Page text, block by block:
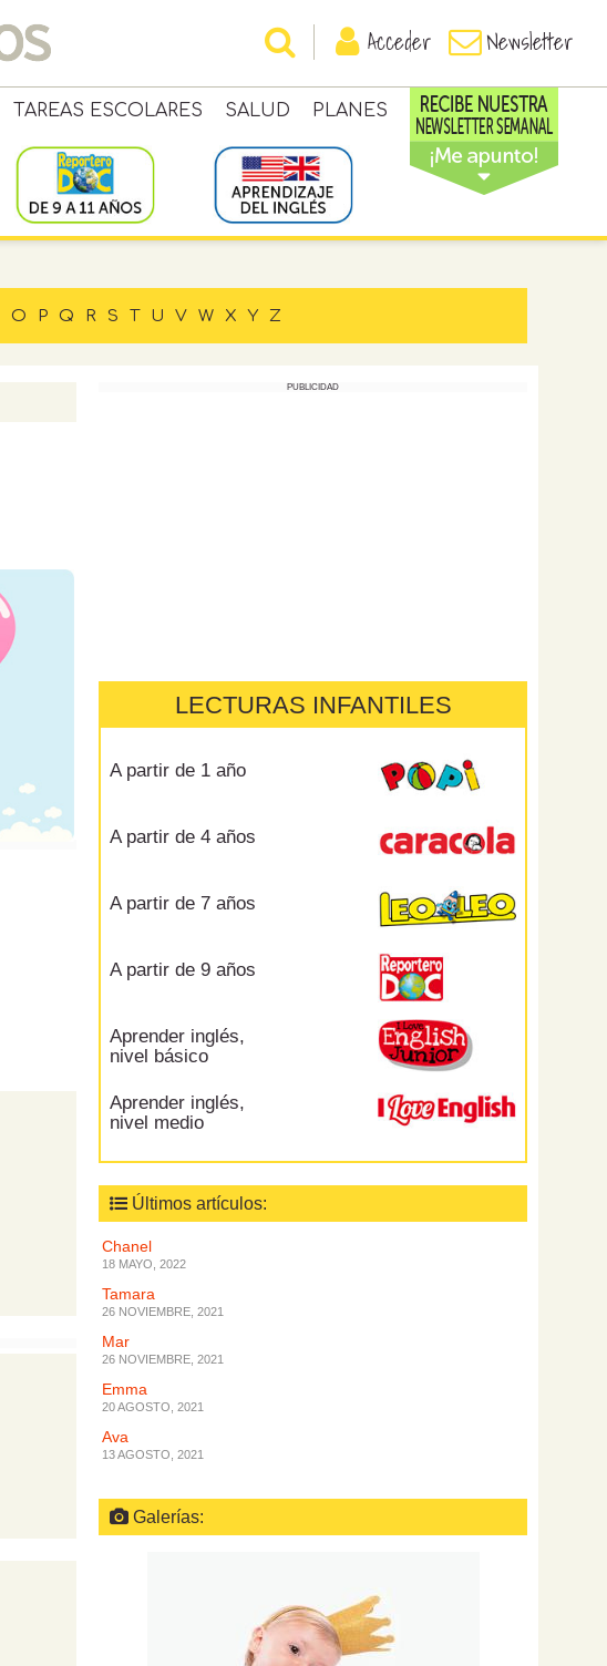
Acceder Newsletter
TAREAS ESCOLARES SALUD PLANES
O P Q R S T U V W X Y Z
PUBLICIDAD
LECTURAS INFANTILES
A partir de 1 año
A partir de 4 años
A partir de 7 años
A partir de 9 años
Aprender inglés,
nivel básico
Aprender inglés,
nivel medio
Últimos artículos:
Chanel
18 MAYO, 2022
Tamara
26 NOVIEMBRE, 2021
Mar
26 NOVIEMBRE, 2021
Emma
20 AGOSTO, 2021
Ava
13 AGOSTO, 2021
Galerías: